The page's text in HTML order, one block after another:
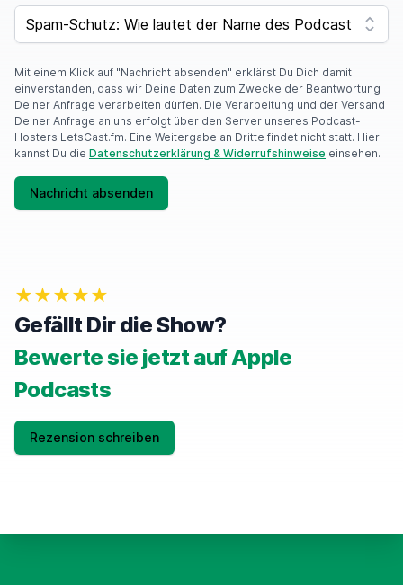
F
O
A
R
E
A
H
U
R
E
T
H
I
S
F
E
SPAM CAPTCHA
Mit einem Klick auf "Nachricht absenden" erklärst Du Dich damit
einverstanden, dass wir Deine Daten zum Zwecke der Beantwortung
Deiner Anfrage verarbeiten dürfen. Die Verarbeitung und der Versand
Deiner Anfrage an uns erfolgt über den Server unseres Podcast-
Hosters LetsCast.fm. Eine Weitergabe an Dritte findet nicht statt. Hier
kannst Du die Datenschutzerklärung & Widerrufshinweise einsehen.
Nachricht absenden
★★★★★
Gefällt Dir die Show?
Bewerte sie jetzt auf Apple
Podcasts
Rezension schreiben